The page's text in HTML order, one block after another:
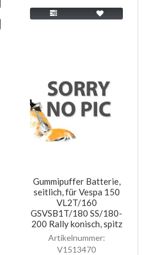
Gummipuffer Batterie,
seitlich, für Vespa 150
VL2T/160
GSVSB1T/180 SS/180-
200 Rally konisch, spitz
Artikelnummer:
V1513470